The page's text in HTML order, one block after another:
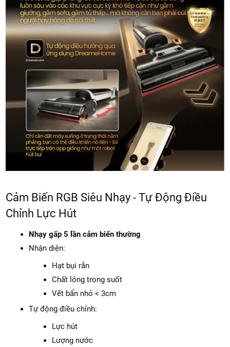
Cảm Biến RGB Siêu Nhạy - Tự Động Điều
Chỉnh Lực Hút
Nhạy gấp 5 lần cảm biến thường
Nhận diện:
Hạt bụi rắn
Chất lỏng trong suốt
Vết bẩn nhỏ < 3cm
Tự động điều chỉnh:
Lực hút
Lượng nước